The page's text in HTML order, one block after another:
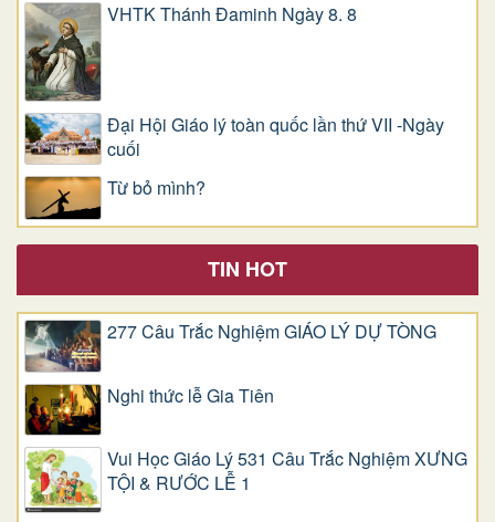
VHTK Thánh Đaminh Ngày 8. 8
Đại Hội Giáo lý toàn quốc lần thứ VII -Ngày
cuối
Từ bỏ mình?
TIN HOT
277 Câu Trắc Nghiệm GIÁO LÝ DỰ TÒNG
Nghi thức lễ Gia Tiên
Vui Học Giáo Lý 531 Câu Trắc Nghiệm XƯNG
TỘI & RƯỚC LỄ 1